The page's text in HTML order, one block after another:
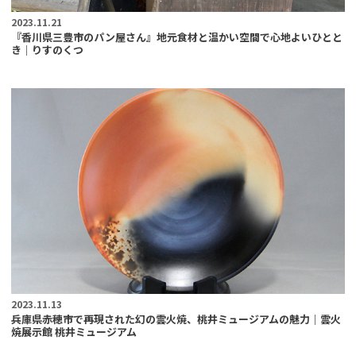
2023.11.21
『香川県三豊市のパン屋さん』地元食材と温かい空間で心地よいひとと
き｜りすのくつ
2023.11.13
兵庫県赤穂市で再現された幻の雲火焼、桃井ミュージアムの魅力｜雲火
焼展示館 桃井ミュージアム